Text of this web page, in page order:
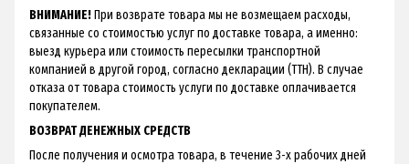
ВНИМАНИЕ!При возврате товара мы не возмещаем расходы,
связанные со стоимостью услуг по доставке товара, а именно:
выезд курьера или стоимость пересылки транспортной
компанией в другой город, согласно декларации (ТТН). В случае
отказа от товара стоимость услуги по доставке оплачивается
покупателем.
ВОЗВРАТ ДЕНЕЖНЫХ СРЕДСТВ
После получения и осмотра товара, в течение 3-х рабочих дней